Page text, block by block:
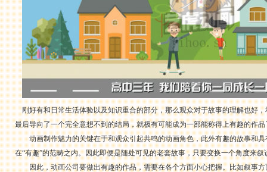
刚好有和日常生活体验以及知识重合的部分，那么观众对于故事的理解也好
最后导向了一个完全意想不到的结局，就极有可能成为一部能称得上有趣的作品
动画制作魅力的关键在于和观众引起共鸣的动画角色，此外有趣的故事和
在“有趣”的范畴之内。因此即便是随处可见的老套故事，只要变换一个角度来
因此，动画公司要做出有趣的作品，需要在各个方面小心把握。比如叙事